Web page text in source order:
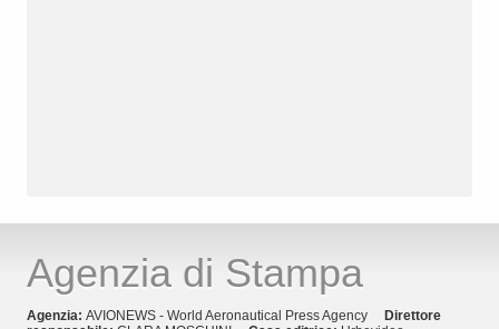
Agenzia di Stampa
Agenzia: AVIONEWS - World Aeronautical Press Agency
Direttore